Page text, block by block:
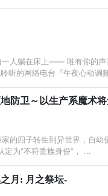
一人躺在床上—— 唯有你的声
聆听的网络电台『午夜心动
防卫～以生产系魔术
的四子转生到异世界，自
定为“不符贵族身份”， ...
月: 月之祭坛-